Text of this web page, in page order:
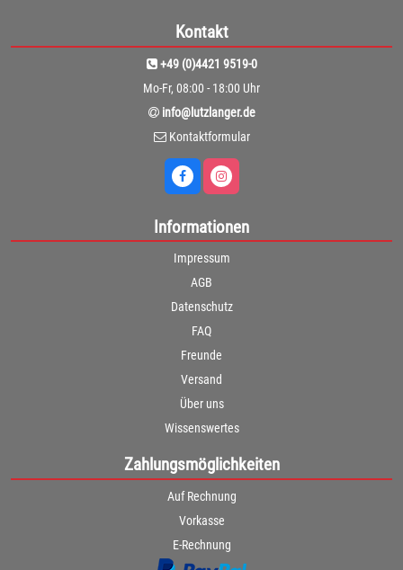
Kontakt
+49 (0)4421 9519-0
Mo-Fr, 08:00 - 18:00 Uhr
info@lutzlanger.de
Kontaktformular
Informationen
Impressum
AGB
Datenschutz
FAQ
Freunde
Versand
Über uns
Wissenswertes
Zahlungsmöglichkeiten
Auf Rechnung
Vorkasse
E-Rechnung